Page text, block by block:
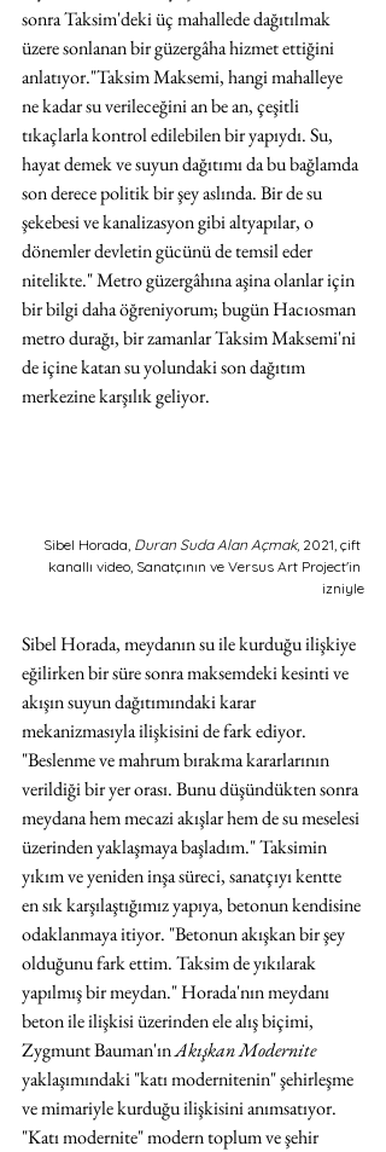
sonra Taksim'deki üç mahallede dağıtılmak
üzere sonlanan bir güzergâha hizmet ettiğini
anlatıyor."Taksim Maksemi, hangi mahalleye
ne kadar su verileceğini an be an, çeşitli
tıkaçlarla kontrol edilebilen bir yapıydı. Su,
hayat demek ve suyun dağıtımı da bu bağlamda
son derece politik bir şey aslında. Bir de su
şekebesi ve kanalizasyon gibi altyapılar, o
dönemler devletin gücünü de temsil eder
nitelikte." Metro güzergâhına aşina olanlar için
bir bilgi daha öğreniyorum; bugün Hacıosman
metro durağı, bir zamanlar Taksim Maksemi'ni
de içine katan su yolundaki son dağıtım
merkezine karşılık geliyor.
Sibel Horada, Duran Suda Alan Açmak, 2021, çift
kanallı video, Sanatçının ve Versus Art Project'in
izniyle
Sibel Horada, meydanın su ile kurduğu ilişkiye
eğilirken bir süre sonra maksemdeki kesinti ve
akışın suyun dağıtımındaki karar
mekanizmasıyla ilişkisini de fark ediyor.
"Beslenme ve mahrum bırakma kararlarının
verildiği bir yer orası. Bunu düşündükten sonra
meydana hem mecazi akışlar hem de su meselesi
üzerinden yaklaşmaya başladım." Taksimin
yıkım ve yeniden inşa süreci, sanatçıyı kentte
en sık karşılaştığımız yapıya, betonun kendisine
odaklanmaya itiyor. "Betonun akışkan bir şey
olduğunu fark ettim. Taksim de yıkılarak
yapılmış bir meydan." Horada'nın meydanı
beton ile ilişkisi üzerinden ele alış biçimi,
Zygmunt Bauman'ın Akışkan Modernite
yaklaşımındaki "katı modernitenin" şehirleşme
ve mimariyle kurduğu ilişkisini anımsatıyor.
"Katı modernite" modern toplum ve şehir